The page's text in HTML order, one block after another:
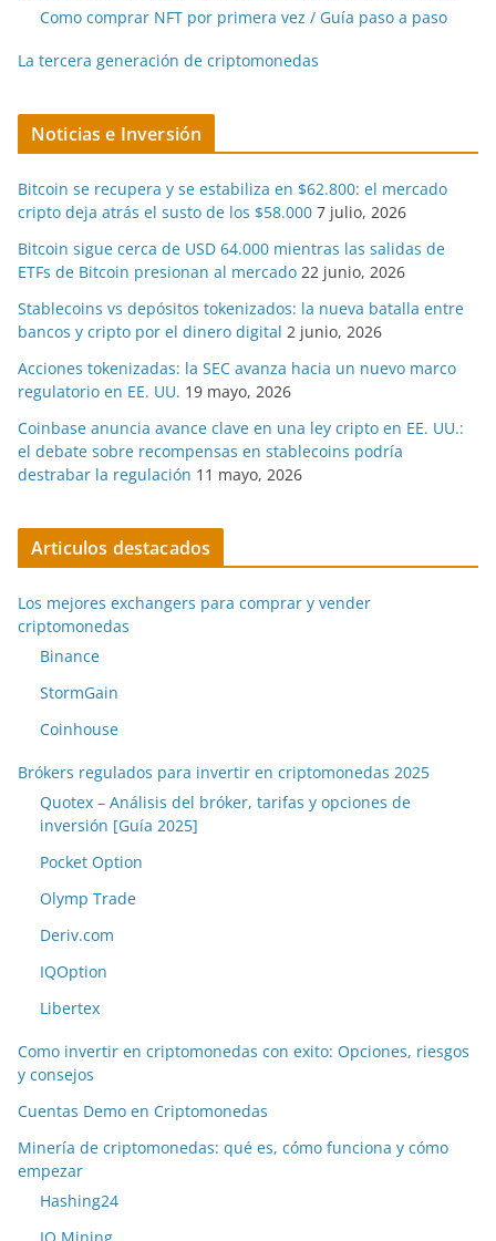
Como comprar NFT por primera vez / Guía paso a paso
La tercera generación de criptomonedas
Noticias e Inversión
Bitcoin se recupera y se estabiliza en $62.800: el mercado
cripto deja atrás el susto de los $58.000 7 julio, 2026
Bitcoin sigue cerca de USD 64.000 mientras las salidas de
ETFs de Bitcoin presionan al mercado 22 junio, 2026
Stablecoins vs depósitos tokenizados: la nueva batalla entre
bancos y cripto por el dinero digital 2 junio, 2026
Acciones tokenizadas: la SEC avanza hacia un nuevo marco
regulatorio en EE. UU. 19 mayo, 2026
Coinbase anuncia avance clave en una ley cripto en EE. UU.:
el debate sobre recompensas en stablecoins podría
destrabar la regulación 11 mayo, 2026
Articulos destacados
Los mejores exchangers para comprar y vender
criptomonedas
Binance
StormGain
Coinhouse
Brókers regulados para invertir en criptomonedas 2025
Quotex – Análisis del bróker, tarifas y opciones de
inversión [Guía 2025]
Pocket Option
Olymp Trade
Deriv.com
IQOption
Libertex
Como invertir en criptomonedas con exito: Opciones, riesgos
y consejos
Cuentas Demo en Criptomonedas
Minería de criptomonedas: qué es, cómo funciona y cómo
empezar
Hashing24